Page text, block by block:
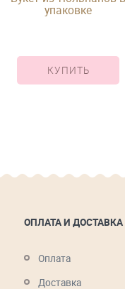
упаковке
КУПИТЬ
ОПЛАТА И ДОСТАВКА
Оплата
Доставка